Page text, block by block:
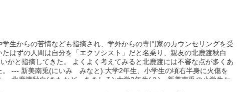
生からの苦情なども指摘され、学外からの専門家のカウンセリングを受
はずの人間は自分を「エクソシスト」だと名乗り、親友の北鹿渡秋白
かと指摘してきた。 よくよく考えてみると北鹿渡には不審な点が多くあ
--- 新美南兎(にいみ みなと):大学2年生、小学生の頃右半身に火傷を
北鹿渡秋白(きたかど あきしろ):大学2年生(？)、新美南兎の小学生か